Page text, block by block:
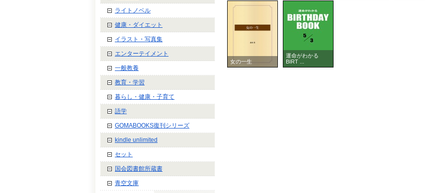
ライトノベル
健康・ダイエット
イラスト・写真集
エンターテイメント
一般教養
教育・学習
暮らし・健康・子育て
語学
GOMABOOKS復刊シリーズ
kindle unlimited
セット
国会図書館所蔵書
青空文庫
女の一生
運命がわかる
BIRT ...